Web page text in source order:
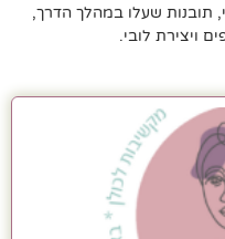
תובנות שעלו במהלך הדרך,
ויצירת לובי.